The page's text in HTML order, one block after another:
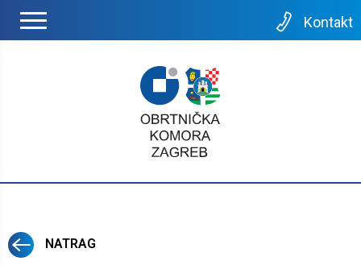
Kontakt
NATRAG